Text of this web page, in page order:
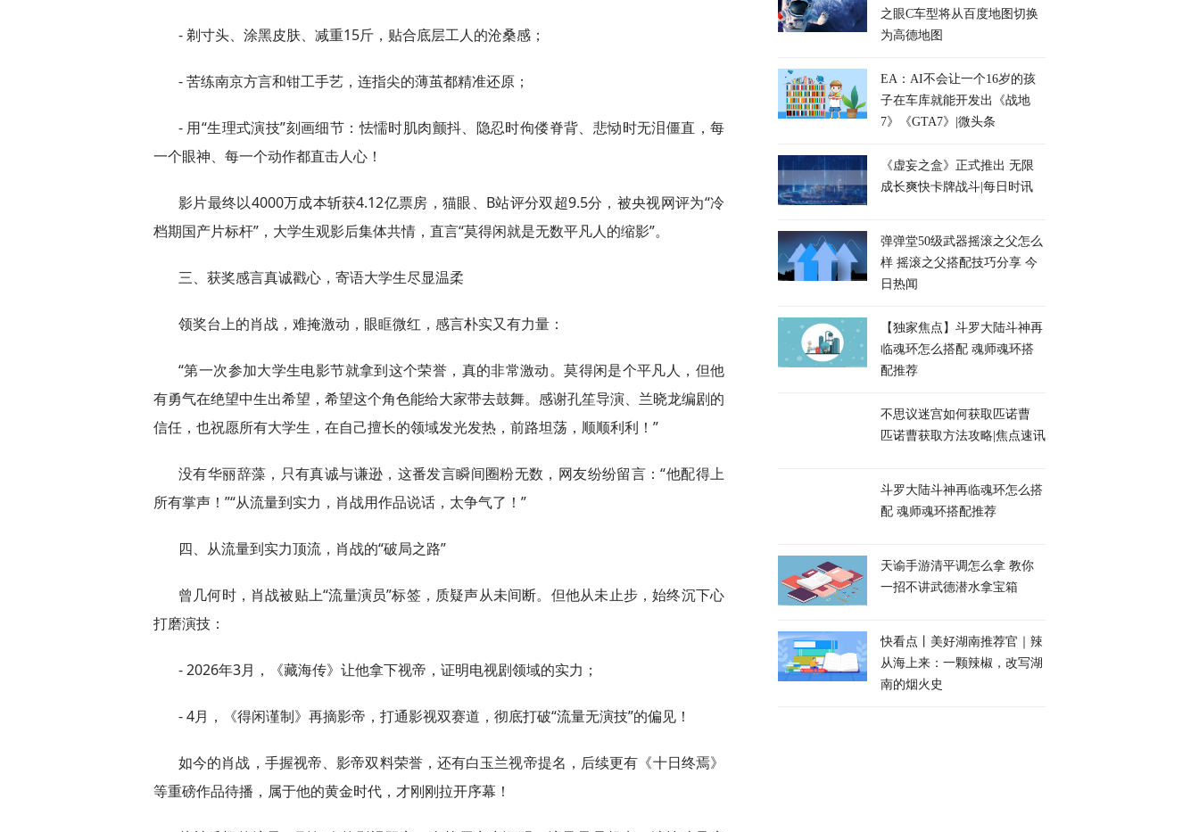
- 剃寸头、涂黑皮肤、减重15斤，贴合底层工人的沧桑感；
- 苦练南京方言和钳工手艺，连指尖的薄茧都精准还原；
- 用“生理式演技”刻画细节：怯懦时肌肉颤抖、隐忍时佝偻脊背、悲恸时无泪僵直，每
一个眼神、每一个动作都直击人心！
影片最终以4000万成本斩获4.12亿票房，猫眼、B站评分双超9.5分，被央视网评为“冷
档期国产片标杆”，大学生观影后集体共情，直言“莫得闲就是无数平凡人的缩影”。
三、获奖感言真诚戳心，寄语大学生尽显温柔
领奖台上的肖战，难掩激动，眼眶微红，感言朴实又有力量：
“第一次参加大学生电影节就拿到这个荣誉，真的非常激动。莫得闲是个平凡人，但他
有勇气在绝望中生出希望，希望这个角色能给大家带去鼓舞。感谢孔笙导演、兰晓龙编剧的
信任，也祝愿所有大学生，在自己擅长的领域发光发热，前路坦荡，顺顺利利！”
没有华丽辞藻，只有真诚与谦逊，这番发言瞬间圈粉无数，网友纷纷留言：“他配得上
所有掌声！”“从流量到实力，肖战用作品说话，太争气了！”
四、从流量到实力顶流，肖战的“破局之路”
曾几何时，肖战被贴上“流量演员”标签，质疑声从未间断。但他从未止步，始终沉下心
打磨演技：
- 2026年3月，《藏海传》让他拿下视帝，证明电视剧领域的实力；
- 4月，《得闲谨制》再摘影帝，打通影视双赛道，彻底打破“流量无演技”的偏见！
如今的肖战，手握视帝、影帝双料荣誉，还有白玉兰视帝提名，后续更有《十日终焉》
等重磅作品待播，属于他的黄金时代，才刚刚拉开序幕！
之眼C车型将从百度地图切换
为高德地图
EA：AI不会让一个16岁的孩
子在车库就能开发出《战地
7》《GTA7》|微头条
《虚妄之盒》正式推出 无限
成长爽快卡牌战斗|每日时讯
弹弹堂50级武器摇滚之父怎么
样 摇滚之父搭配技巧分享 今
日热闻
【独家焦点】斗罗大陆斗神再
临魂环怎么搭配 魂师魂环搭
配推荐
不思议迷宫如何获取匹诺曹
匹诺曹获取方法攻略|焦点速讯
斗罗大陆斗神再临魂环怎么搭
配 魂师魂环搭配推荐
天谕手游清平调怎么拿 教你
一招不讲武德潜水拿宝箱
快看点丨美好湖南推荐官｜辣
从海上来：一颗辣椒，改写湖
南的烟火史